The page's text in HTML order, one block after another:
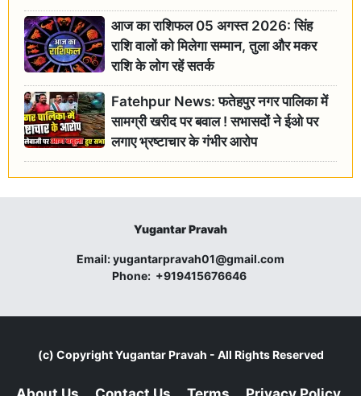
आज का राशिफल 05 अगस्त 2026: सिंह
राशि वालों को मिलेगा सम्मान, तुला और मकर
राशि के लोग रहें सतर्क
Fatehpur News: फतेहपुर नगर पालिका में
सामग्री खरीद पर बवाल ! सभासदों ने ईओ पर
लगाए भ्रष्टाचार के गंभीर आरोप
Yugantar Pravah
Email:yugantarpravah01@gmail.com
Phone: +919415676646
(c) CopyrightYugantar Pravah - All Rights Reserved